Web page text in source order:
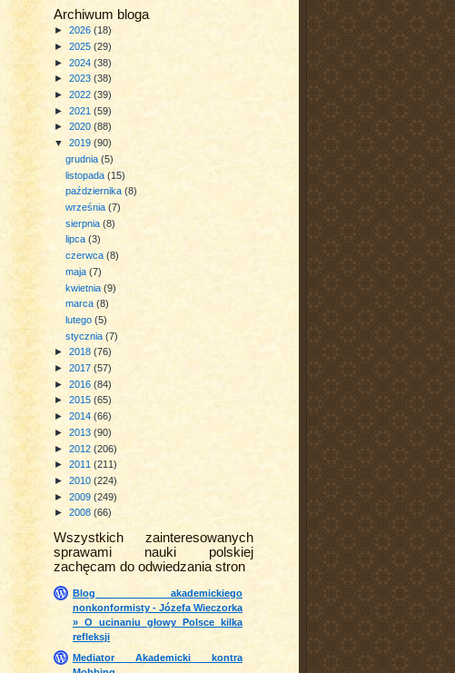
Archiwum bloga
► 2026 (18)
► 2025 (29)
► 2024 (38)
► 2023 (38)
► 2022 (39)
► 2021 (59)
► 2020 (88)
▼ 2019 (90)
grudnia(5)
listopada(15)
października(8)
września(7)
sierpnia(8)
lipca(3)
czerwca(8)
maja(7)
kwietnia(9)
marca(8)
lutego(5)
stycznia(7)
► 2018 (76)
► 2017 (57)
► 2016 (84)
► 2015 (65)
► 2014 (66)
► 2013 (90)
► 2012 (206)
► 2011 (211)
► 2010 (224)
► 2009 (249)
► 2008 (66)
Wszystkich zainteresowanych
sprawami nauki polskiej
zachęcam do odwiedzania stron
Blog akademickiego
nonkonformisty - Józefa Wieczorka
» O ucinaniu głowy Polsce kilka
refleksji
Mediator Akademicki kontra